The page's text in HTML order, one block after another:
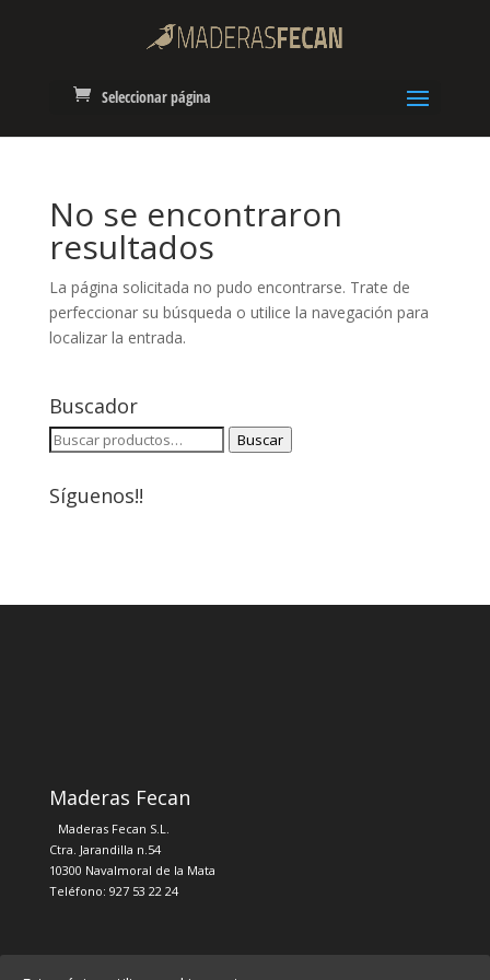
Seleccionar página
No se encontraron
resultados
La página solicitada no pudo encontrarse. Trate de
perfeccionar su búsqueda o utilice la navegación para
localizar la entrada.
Buscador
Buscar
Buscar
Síguenos!!
Maderas Fecan
Maderas Fecan S.L.
Ctra. Jarandilla n.54
10300 Navalmoral de la Mata
Teléfono: 927 53 22 24